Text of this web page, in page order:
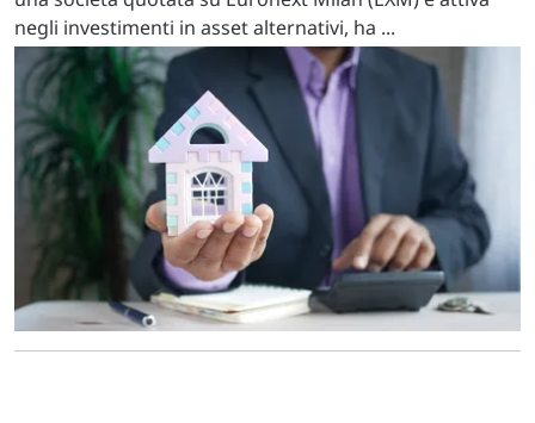
negli investimenti in asset alternativi, ha ...